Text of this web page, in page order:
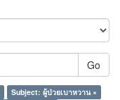
Go
Subject: ผู้ป่วยเบาหวาน ×